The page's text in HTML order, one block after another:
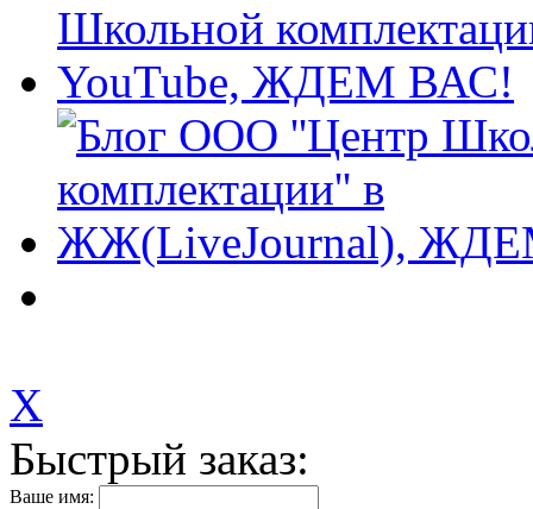
X
Быстрый заказ:
Ваше имя: